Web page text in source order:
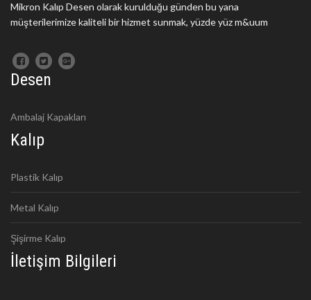
Mikron Kalıp Desen olarak kurulduğu günden bu yana
müşterilerimize kaliteli bir hizmet sunmak, yüzde yüz m&uum
Desen
Ambalaj Kapakları
Kalıp
Plastik Kalıp
Metal Kalıp
Şişirme Kalıp
İletişim Bilgileri